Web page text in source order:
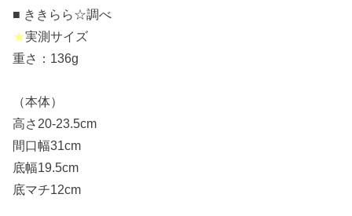
■ ききらら☆調べ
★実測サイズ
重さ：136g
（本体）
高さ20-23.5cm
間口幅31cm
底幅19.5cm
底マチ12cm